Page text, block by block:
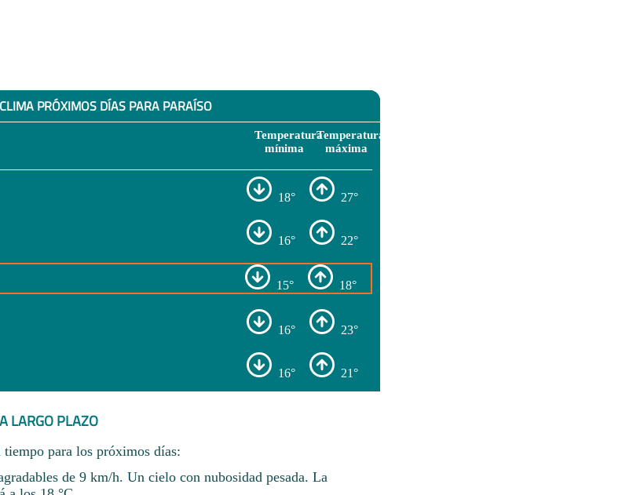
CLIMA PRÓXIMOS DÍAS PARA PARAÍSO
Temperatura
mínima
Temperatura
máxima
18° 27°
16° 22°
15° 18°
16° 23°
16° 21°
LARGO PLAZO
para los próximos días:
de 9 km/h. Un cielo con nubosidad pesada. La